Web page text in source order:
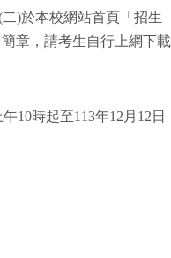
)於本校網站首頁「招生
章，請考生自行上網下載
10時起至113年12月12日